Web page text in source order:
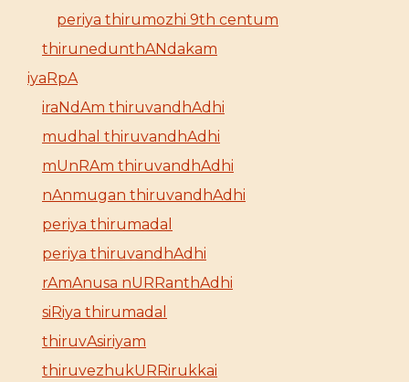
periya thirumozhi 9th centum
thirunedunthANdakam
iyaRpA
iraNdAm thiruvandhAdhi
mudhal thiruvandhAdhi
mUnRAm thiruvandhAdhi
nAnmugan thiruvandhAdhi
periya thirumadal
periya thiruvandhAdhi
rAmAnusa nURRanthAdhi
siRiya thirumadal
thiruvAsiriyam
thiruvezhukURRirukkai